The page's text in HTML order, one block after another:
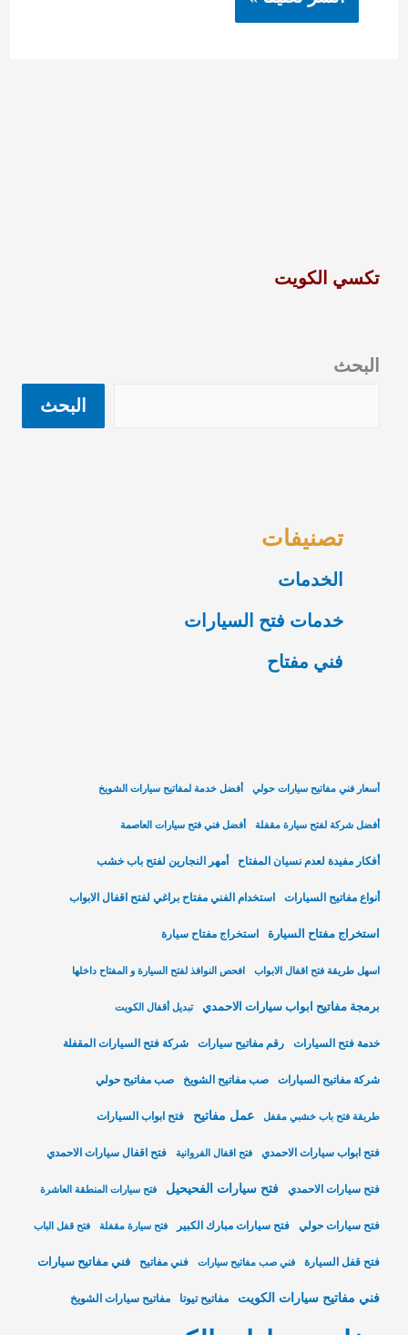
تكسي الكويت
البحث
البحث
تصنيفات
الخدمات
خدمات فتح السيارات
فني مفتاح
أسعار فني مفاتيح سيارات حولي أفضل خدمة لمفاتيح سيارات الشويخ
أفضل شركة لفتح سيارة مقفلة أفضل فني فتح سيارات العاصمة
أفكار مفيدة لعدم نسيان المفتاح أمهر النجارين لفتح باب خشب
أنواع مفاتيح السيارات استخدام الفني مفتاح براغي لفتح اقفال الابواب
استخراج مفتاح السيارة استخراج مفتاح سيارة
اسهل طريقة فتح اقفال الابواب افحص النوافذ لفتح السيارة و المفتاح داخلها
برمجة مفاتيح ابواب سيارات الاحمدي تبديل أقفال الكويت
خدمة فتح السيارات رقم مفاتيح سيارات شركة فتح السيارات المقفلة
شركة مفاتيح السيارات صب مفاتيح الشويخ صب مفاتيح حولي
طريقة فتح باب خشبي مقفل عمل مفاتيح فتح ابواب السيارات
فتح ابواب سيارات الاحمدي فتح اقفال الفروانية فتح اقفال سيارات الاحمدي
فتح سيارات الاحمدي فتح سيارات الفحيحيل فتح سيارات المنطقة العاشرة
فتح سيارات حولي فتح سيارات مبارك الكبير فتح سيارة مقفلة فتح قفل الباب
فتح قفل السيارة فني صب مفاتيح سيارات فني مفاتيح فني مفاتيح سيارات
فني مفاتيح سيارات الكويت مفاتيح تيوتا مفاتيح سيارات الشويخ